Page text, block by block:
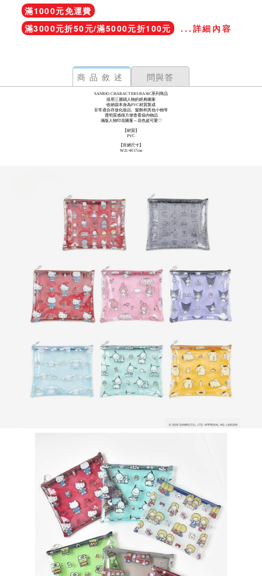
滿1000元免運費
滿3000元折50元/滿5000元折100元
...詳細內容
商品敘述 問與答